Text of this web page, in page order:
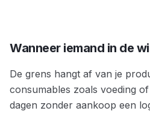
Wanneer iemand in de
De grens hangt af van je
consumables zoals voeding
dagen zonder aankoop een